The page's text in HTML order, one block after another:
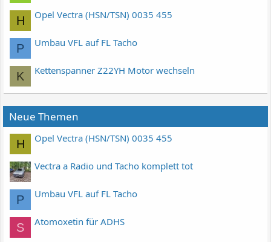
H Opel Vectra (HSN/TSN) 0035 455
P Umbau VFL auf FL Tacho
K Kettenspanner Z22YH Motor wechseln
Neue Themen
H Opel Vectra (HSN/TSN) 0035 455
Vectra a Radio und Tacho komplett tot
P Umbau VFL auf FL Tacho
S Atomoxetin für ADHS